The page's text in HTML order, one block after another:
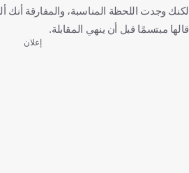
لكنك وجدت اللحظة المناسبة، والمفارقة أنك
قالها مبتسمًا قبل أن ينهي المقابلة.
إعلان